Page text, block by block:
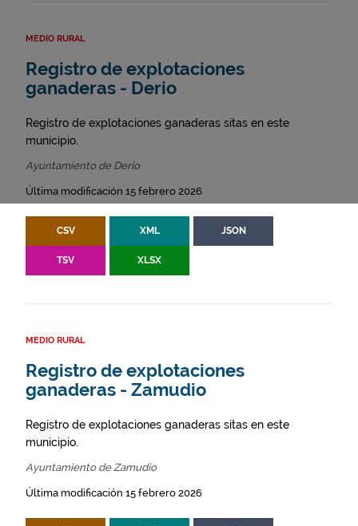
MEDIO RURAL
Registro de explotaciones
ganaderas - Derio
Registro de explotaciones ganaderas sitas en este
municipio.
Ayuntamiento de Derio
Última modificación 15 febrero 2026
CSV XML JSON
TSV XLSX
MEDIO RURAL
Registro de explotaciones
ganaderas - Zamudio
Registro de explotaciones ganaderas sitas en este
municipio.
Ayuntamiento de Zamudio
Última modificación 15 febrero 2026